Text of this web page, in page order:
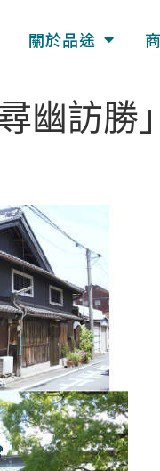
關於品途
幽訪